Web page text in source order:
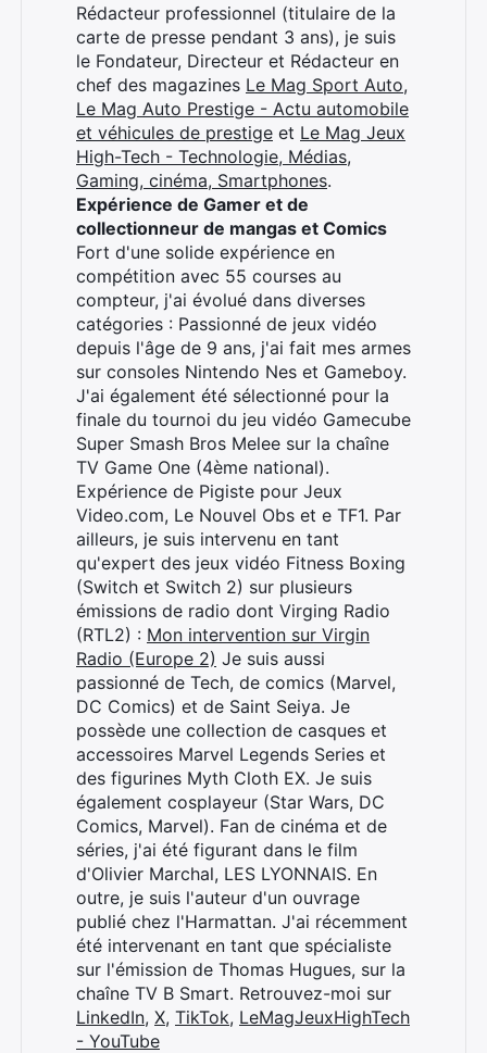
Rédacteur professionnel (titulaire de la
carte de presse pendant 3 ans), je suis
le Fondateur, Directeur et Rédacteur en
chef des magazines Le Mag Sport Auto,
Le Mag Auto Prestige - Actu automobile
et véhicules de prestige et Le Mag Jeux
High-Tech - Technologie, Médias,
Gaming, cinéma, Smartphones.
Expérience de Gamer et de
collectionneur de mangas et Comics
Fort d'une solide expérience en
compétition avec 55 courses au
compteur, j'ai évolué dans diverses
catégories : Passionné de jeux vidéo
depuis l'âge de 9 ans, j'ai fait mes armes
sur consoles Nintendo Nes et Gameboy.
J'ai également été sélectionné pour la
finale du tournoi du jeu vidéo Gamecube
Super Smash Bros Melee sur la chaîne
TV Game One (4ème national).
Expérience de Pigiste pour Jeux
Video.com, Le Nouvel Obs et e TF1. Par
ailleurs, je suis intervenu en tant
qu'expert des jeux vidéo Fitness Boxing
(Switch et Switch 2) sur plusieurs
émissions de radio dont Virging Radio
(RTL2) : Mon intervention sur Virgin
Radio (Europe 2) Je suis aussi
passionné de Tech, de comics (Marvel,
DC Comics) et de Saint Seiya. Je
possède une collection de casques et
accessoires Marvel Legends Series et
des figurines Myth Cloth EX. Je suis
également cosplayeur (Star Wars, DC
Comics, Marvel). Fan de cinéma et de
séries, j'ai été figurant dans le film
d'Olivier Marchal, LES LYONNAIS. En
outre, je suis l'auteur d'un ouvrage
publié chez l'Harmattan. J'ai récemment
été intervenant en tant que spécialiste
sur l'émission de Thomas Hugues, sur la
chaîne TV B Smart. Retrouvez-moi sur
LinkedIn, X, TikTok, LeMagJeuxHighTech
- YouTube